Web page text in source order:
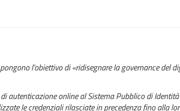
l'obiettivo di «ridisegnare la governance del
online al Sistema Pubblico di
le credenziali rilasciate in precedenza fino alla